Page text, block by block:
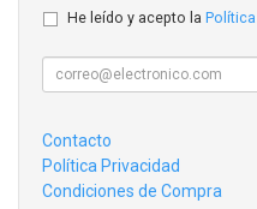
He leído y acepto la
Contacto
Política Privacidad
Condiciones de Compra